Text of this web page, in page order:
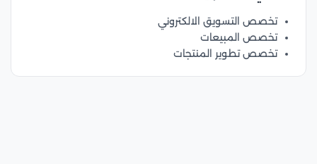
تخصص التسويق الالكتروني
تخصص المبيعات
تخصص تطوير المنتجات